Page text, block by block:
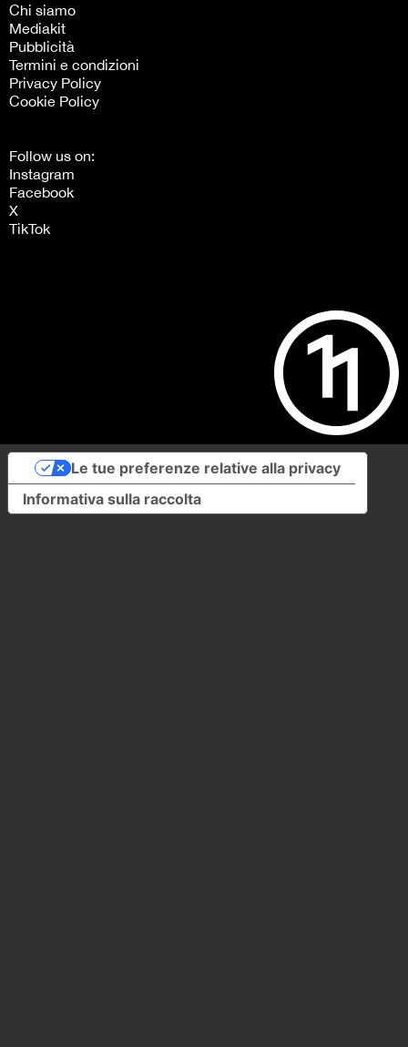
Chi siamo
Mediakit
Pubblicità
Termini e condizioni
Privacy Policy
Cookie Policy
Follow us on:
Instagram
Facebook
X
TikTok
Informativa sulla raccolta
Le tue preferenze relative alla privacy